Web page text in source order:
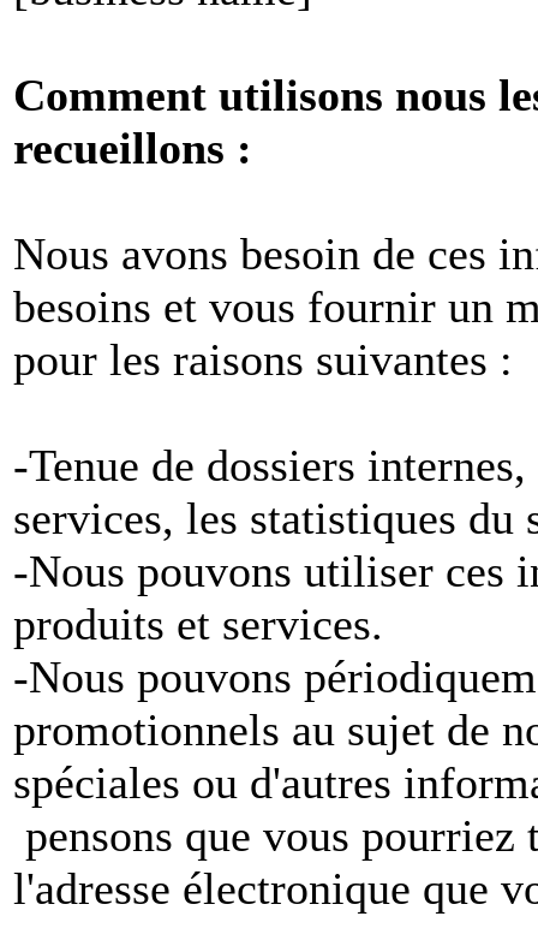
Comment utilisons nous
recueillons :
Nous avons besoin de ces
besoins et vous fournir un
pour les raisons suivantes :
-Tenue de dossiers
services, les statistiques du
-Nous pouvons utiliser ces
produits et services.
-Nous pouvons
promotionnels au sujet de
spéciales ou d'autres
pensons que vous
l'adresse électronique que